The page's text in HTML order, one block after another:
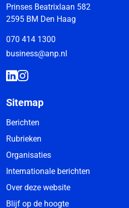
Prinses Beatrixlaan 582
2595 BM Den Haag
070 414 1300
business@anp.nl
Sitemap
Berichten
Rubrieken
Organisaties
Internationale berichten
Over deze website
Blijf op de hoogte